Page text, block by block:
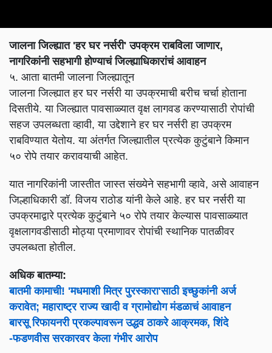
जालना जिल्ह्यात 'हर घर नर्सरी' उपक्रम राबविला जाणार,
नागरिकांनी सहभागी होण्याचं जिल्ह्याधिकारांचं आवाहन
५. आता बातमी जालना जिल्ह्यातून
जालना जिल्ह्यात हर घर नर्सरी या उपक्रमाची बरीच चर्चा होताना
दिसतीये. या जिल्ह्यात पावसाळ्यात वृक्ष लागवड करण्यासाठी रोपांची
सहज उपलब्धता व्हावी, या उद्देशाने हर घर नर्सरी हा उपक्रम
राबविण्यात येतोय. या अंतर्गत जिल्ह्यातील प्रत्येक कुटुंबाने किमान
५० रोपे तयार करावयाची आहेत.
यात नागरिकांनी जास्तीत जास्त संख्येने सहभागी व्हावे, असे आवाहन
जिल्हाधिकारी डॉ. विजय राठोड यांनी केले आहे. हर घर नर्सरी या
उपक्रमाद्वारे प्रत्येक कुटुंबाने ५० रोपे तयार केल्यास पावसाळ्यात
वृक्षलागवडीसाठी मोठ्या प्रमाणावर रोपांची स्थानिक पातळीवर
उपलब्धता होतील.
अधिक बातम्या:
बातमी कामाची! 'मधमाशी मित्र पुरस्कारा'साठी इच्छुकांनी अर्ज
करावेत; महाराष्ट्र राज्य खादी व ग्रामोद्योग मंडळाचं आवाहन
बारसू रिफायनरी प्रकल्पावरून उद्धव ठाकरे आक्रमक, शिंदे
-फडणवीस सरकारवर केला गंभीर आरोप